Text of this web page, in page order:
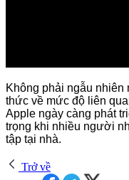
Không phải ngẫu
thức về mức độ liên
Apple ngày càng phát
trọng khi nhiều người
tập tại nhà.
Trở về